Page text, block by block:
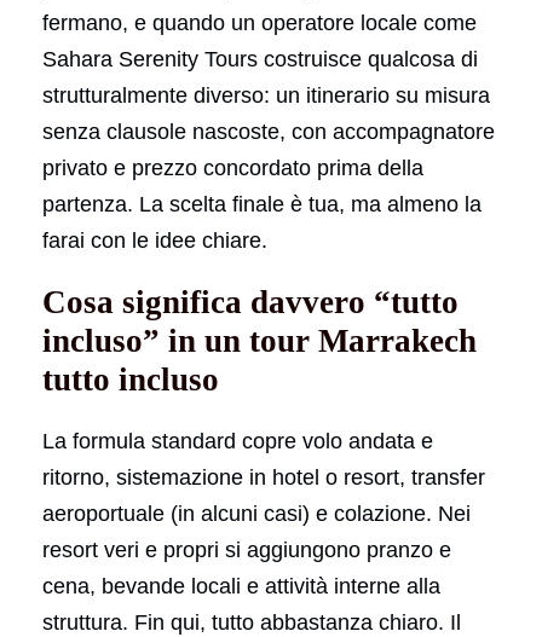
fermano, e quando un operatore locale come
Sahara Serenity Tours costruisce qualcosa di
strutturalmente diverso: un itinerario su misura
senza clausole nascoste, con accompagnatore
privato e prezzo concordato prima della
partenza. La scelta finale è tua, ma almeno la
farai con le idee chiare.
Cosa significa davvero “tutto
incluso” in un tour Marrakech
tutto incluso
La formula standard copre volo andata e
ritorno, sistemazione in hotel o resort, transfer
aeroportuale (in alcuni casi) e colazione. Nei
resort veri e propri si aggiungono pranzo e
cena, bevande locali e attività interne alla
struttura. Fin qui, tutto abbastanza chiaro. Il